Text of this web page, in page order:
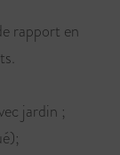
rapport en
jardin ;